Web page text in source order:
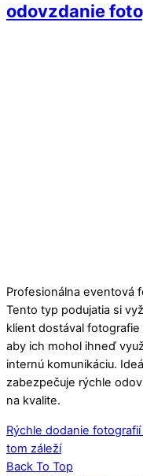
odovzdanie
Profesionálna eventová
Tento typ podujatia si
klient dostával
aby ich mohol ihneď
internú komunikáciu.
zabezpečuje rýchle
na kvalite.
Rýchle dodanie
tom záleží
Back To Top